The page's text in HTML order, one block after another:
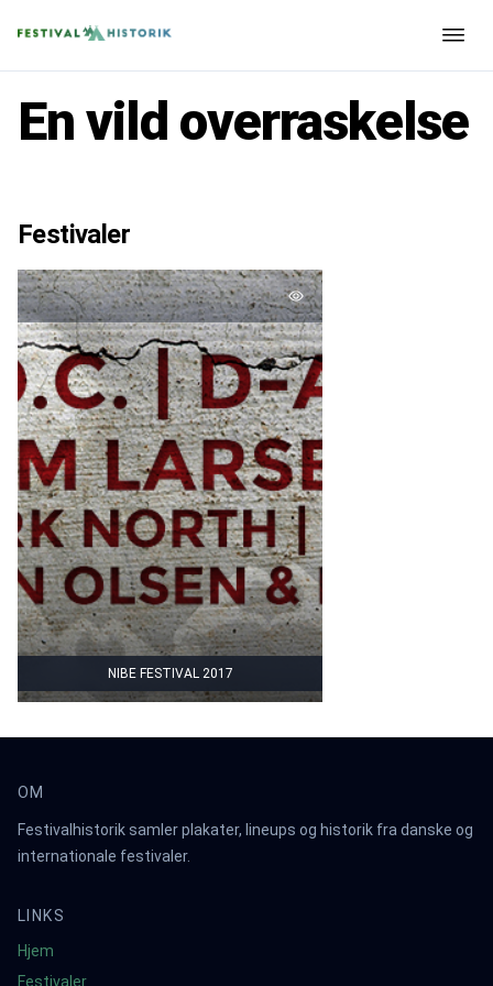
En vild overraskelse
Festivaler
NIBE FESTIVAL 2017
OM
Festivalhistorik samler plakater, lineups og historik fra danske og
internationale festivaler.
LINKS
Hjem
Festivaler